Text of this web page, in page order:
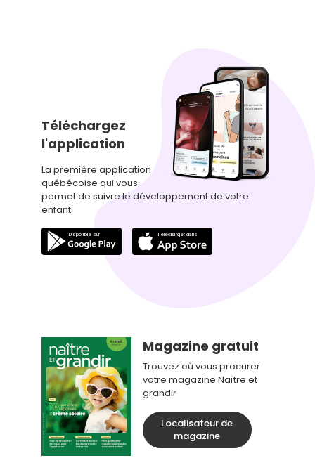
Téléchargez
l'application
La première application
québécoise qui vous
permet de suivre le développement de votre
enfant.
Magazine gratuit
Trouvez où vous procurer
votre magazine Naître et
grandir
Localisateur de
magazine